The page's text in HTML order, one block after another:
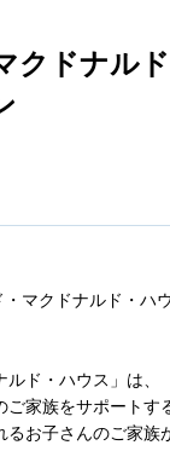
クドナル
マクドナルド・ハ
ルド・ハウス」は、
家族をサポートす
るお子さんのご家族